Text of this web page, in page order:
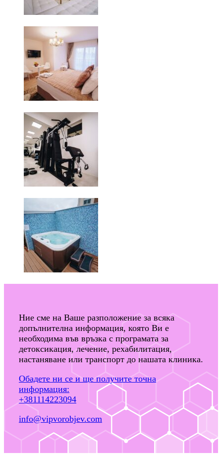
Ние сме на Ваше разположение за всяка
допълнителна информация, която Ви е
необходима във връзка с програмата за
детоксикация, лечение, рехабилитация,
настаняване или транспорт до нашата клиника.
Обадете ни се и ще получите точна
информация:
+381114223094
info@vipvorobjev.com